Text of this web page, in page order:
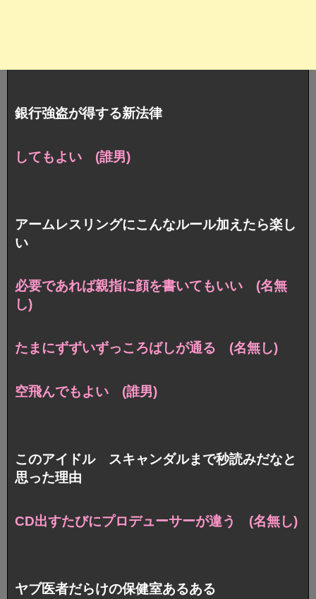
銀行強盗が得する新法律
してもよい (誰男)
アームレスリングにこんなルール加えたら楽し
い
必要であれば親指に顔を書いてもいい (名無
し)
たまにずずいずっころばしが通る (名無し)
空飛んでもよい (誰男)
このアイドル スキャンダルまで秒読みだなと
思った理由
CD出すたびにプロデューサーが違う (名無し)
ヤブ医者だらけの保健室あるある